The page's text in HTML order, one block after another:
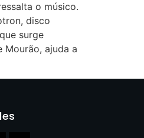
o músico.
disco
surge
Mourão, ajuda a